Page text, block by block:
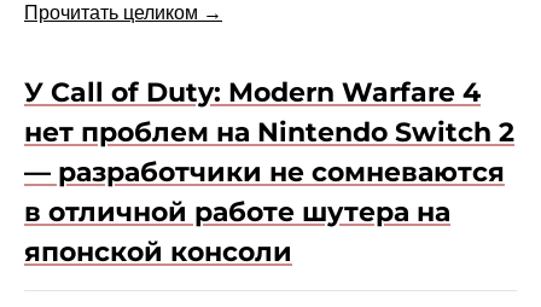
Прочитать целиком →
У Call of Duty: Modern Warfare 4
нет проблем на Nintendo Switch 2
— разработчики не сомневаются
в отличной работе шутера на
японской консоли